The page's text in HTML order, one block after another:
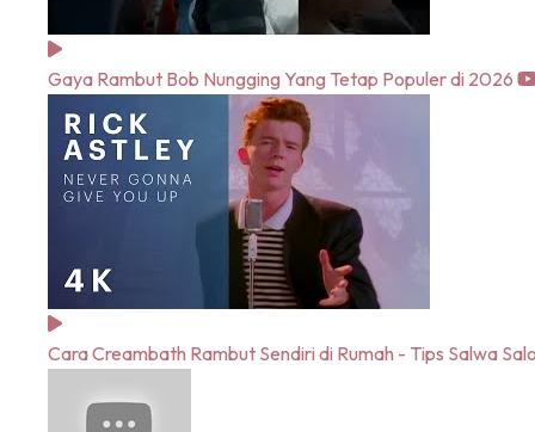
Gaya Rambut Bob Nungging Yang Tetap Populer di 2026
Cara Creambath Rambut Sendiri di Rumah - Tips Salwa